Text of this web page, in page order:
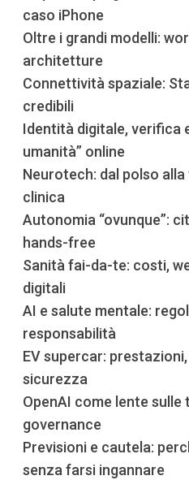
caso iPhone
Oltre i grandi modelli:
architetture
Connettività spaziale:
credibili
Identità digitale, verifica
umanità” online
Neurotech: dal polso
clinica
Autonomia “ovunque”:
hands-free
Sanità fai-da-te: costi,
digitali
AI e salute mentale:
responsabilità
EV supercar:
sicurezza
OpenAI come lente sulle
governance
Previsioni e cautela:
senza farsi ingannare